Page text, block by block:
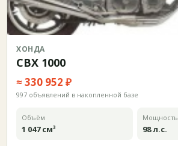
ХОНДА
CBX 1000
≈ 330 952 ₽
997 объявлений в накопленной базе
Объём
1 047 см³
Мощность
98 л.с.